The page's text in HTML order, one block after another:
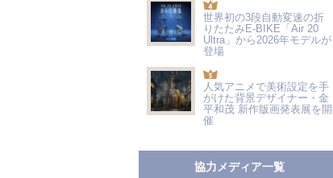
世界初の3段自動変速の折
りたたみE-BIKE「Air 20
Ultra」から2026年モデルが
登場
人気アニメで美術設定を手
がけた背景デザイナー・金
平和茂 新作版画発表展を開
催
協力メディア一覧